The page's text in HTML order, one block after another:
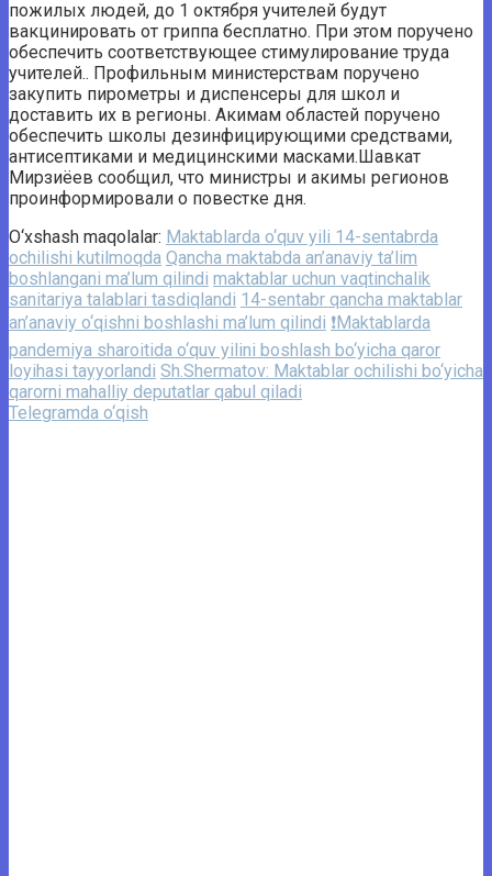
пожилых людей, до 1 октября учителей будут
вакцинировать от гриппа бесплатно. При этом поручено
обеспечить соответствующее стимулирование труда
учителей.. Профильным министерствам поручено
закупить пирометры и диспенсеры для школ и
доставить их в регионы. Акимам областей поручено
обеспечить школы дезинфицирующими средствами,
антисептиками и медицинскими масками.Шавкат
Мирзиёев сообщил, что министры и акимы регионов
проинформировали о повестке дня.
O‘xshash maqolalar: Maktablarda o‘quv yili 14-sentabrda
ochilishi kutilmoqda Qancha maktabda an’anaviy ta’lim
boshlangani ma’lum qilindi maktablar uchun vaqtinchalik
sanitariya talablari tasdiqlandi 14-sentabr qancha maktablar
an’anaviy o‘qishni boshlashi ma’lum qilindi ❗Maktablarda
pandemiya sharoitida o‘quv yilini boshlash bo‘yicha qaror
loyihasi tayyorlandi Sh.Shermatov: Maktablar ochilishi bo‘yicha
qarorni mahalliy deputatlar qabul qiladi
Telegramda o‘qish